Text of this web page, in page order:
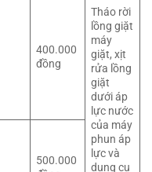
Tháo rời
lồng giặt
máy
giặt, xịt
rửa lồng
giặt
dưới áp
lực nước
của máy
phun áp
lực và
dụng cụ
400.000
đồng
500.000